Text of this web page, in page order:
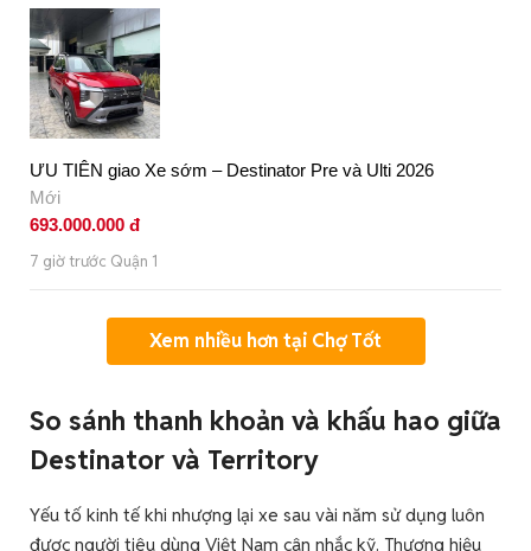
ƯU TIÊN giao Xe sớm – Destinator Pre và Ulti 2026
Mới
693.000.000 đ
7 giờ trước Quận 1
Xem nhiều hơn tại Chợ Tốt
So sánh thanh khoản và khấu hao giữa
Destinator và Territory
Yếu tố kinh tế khi nhượng lại xe sau vài năm sử dụng luôn
được người tiêu dùng Việt Nam cân nhắc kỹ. Thương hiệu